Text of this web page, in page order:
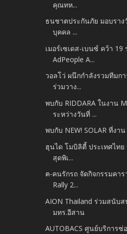
คุณทห...
ธนชาตประกันภัย มอบรา
บุคคล ...
เมอร์เซเดส-เบนซ์ คว้า 19
AdPeople A...
วอลโว่ ผนึกกำลังรวมทีมก
ร่วมวาง...
พบกับ RIDDARA ในงาน
ระหว่างวันที่ ...
พบกับ NEW! SOLAR ที่งา
ฮุนได โมบิลิตี้ ประเทศไท
สุดพิเ...
ฅ-คนรักรถ จัดกิจกรรมคา
Rally 2...
AION Thailand ร่วมสนับส
มทร.อีสาน
AUTOBACS ศูนย์บริการ